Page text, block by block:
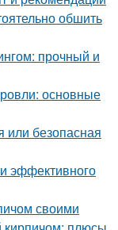
обшить
прочный и
основные
или безопасная
эффективного
своими